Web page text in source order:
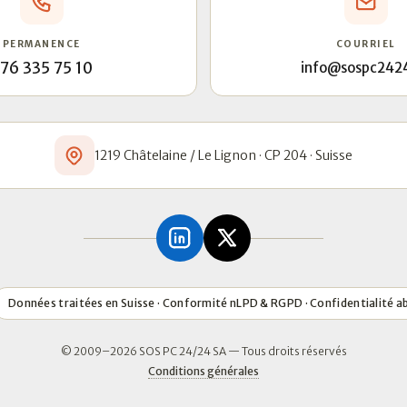
PERMANENCE
335 75 10
COURRIEL
1219 Châtelaine / Le Lignon · CP 204 · Suisse
Données traitées en Suisse · Conformité nLPD & RGPD · Confidentialité
© 2009–2026 SOS PC 24/24 SA — Tous droits réservés
Conditions générales